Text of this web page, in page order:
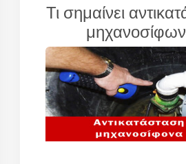
Τι σημαίνει